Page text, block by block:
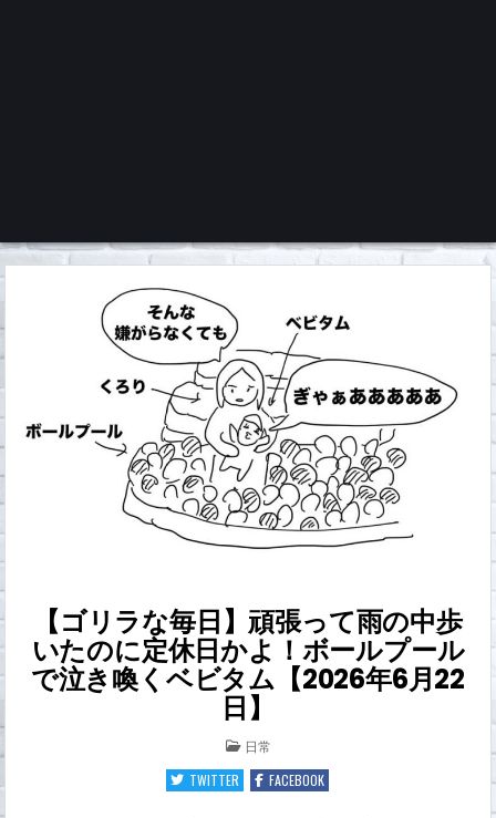
くろチャンネル
【ゴリラな毎日】頑張って雨の中歩
いたのに定休日かよ！ボールプール
で泣き喚くベビタム【2026年6月22
日】
POSTED
IN
日常
TWITTER
FACEBOOK